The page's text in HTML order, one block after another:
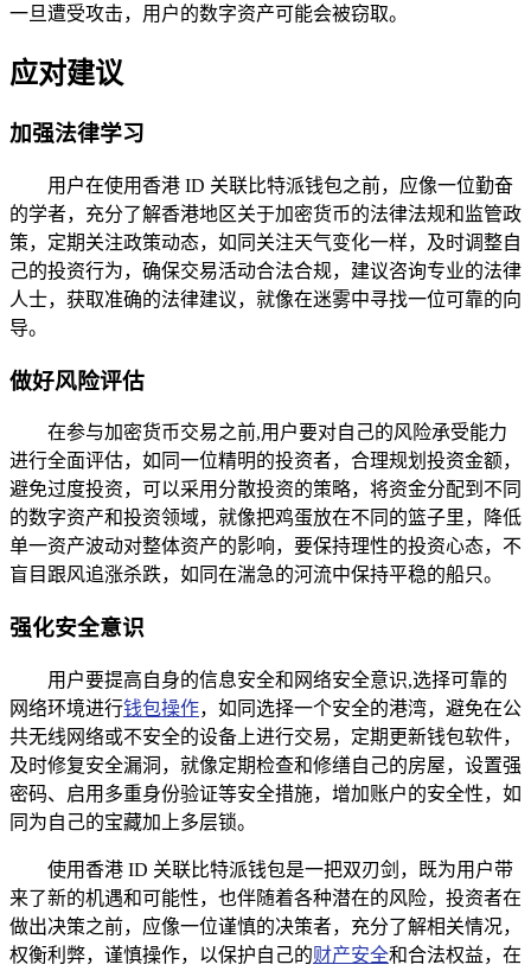
一旦遭受攻击，用户的数字资产可能会被窃取。
应对建议
加强法律学习
用户在使用香港 ID 关联比特派钱包之前，应像一位勤奋
的学者，充分了解香港地区关于加密货币的法律法规和监管政
策，定期关注政策动态，如同关注天气变化一样，及时调整自
己的投资行为，确保交易活动合法合规，建议咨询专业的法律
人士，获取准确的法律建议，就像在迷雾中寻找一位可靠的向
导。
做好风险评估
在参与加密货币交易之前,用户要对自己的风险承受能力
进行全面评估，如同一位精明的投资者，合理规划投资金额，
避免过度投资，可以采用分散投资的策略，将资金分配到不同
的数字资产和投资领域，就像把鸡蛋放在不同的篮子里，降低
单一资产波动对整体资产的影响，要保持理性的投资心态，不
盲目跟风追涨杀跌，如同在湍急的河流中保持平稳的船只。
强化安全意识
用户要提高自身的信息安全和网络安全意识,选择可靠的
网络环境进行钱包操作，如同选择一个安全的港湾，避免在公
共无线网络或不安全的设备上进行交易，定期更新钱包软件，
及时修复安全漏洞，就像定期检查和修缮自己的房屋，设置强
密码、启用多重身份验证等安全措施，增加账户的安全性，如
同为自己的宝藏加上多层锁。
使用香港 ID 关联比特派钱包是一把双刃剑，既为用户带
来了新的机遇和可能性，也伴随着各种潜在的风险，投资者在
做出决策之前，应像一位谨慎的决策者，充分了解相关情况，
权衡利弊，谨慎操作，以保护自己的财产安全和合法权益，在